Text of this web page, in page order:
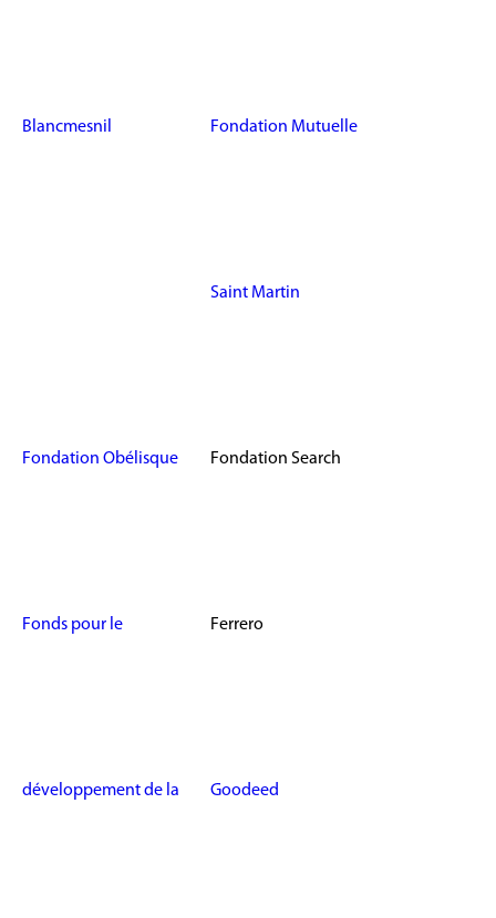
Blancmesnil Fondation Mutuelle
Saint Martin
Fondation Obélisque Fondation Search
Fonds pour le
développement de la
Ferrero
Goodeed